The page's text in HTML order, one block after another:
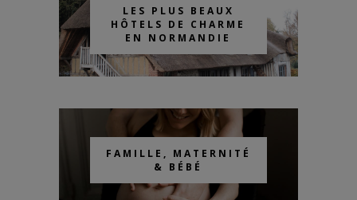
LES PLUS BEAUX
HÔTELS DE CHARME
EN NORMANDIE
FAMILLE, MATERNITÉ
& BÉBÉ